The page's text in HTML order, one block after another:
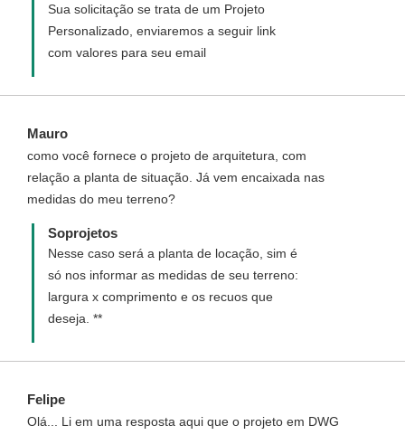
Sua solicitação se trata de um Projeto
Personalizado, enviaremos a seguir link
com valores para seu email
Mauro
como você fornece o projeto de arquitetura, com
relação a planta de situação. Já vem encaixada nas
medidas do meu terreno?
Soprojetos
Nesse caso será a planta de locação, sim é
só nos informar as medidas de seu terreno:
largura x comprimento e os recuos que
deseja. **
Felipe
Olá... Li em uma resposta aqui que o projeto em DWG